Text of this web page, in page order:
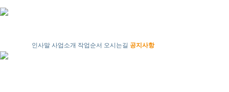
인사말 사업소개 작업순서 오시는길 공지사항